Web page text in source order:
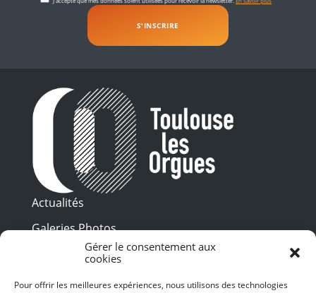
Gérer le consentement aux
cookies
Pour offrir les meilleures expériences, nous utilisons des technologies
Actualités
Galeries Photos
Vidéothèque
Presse